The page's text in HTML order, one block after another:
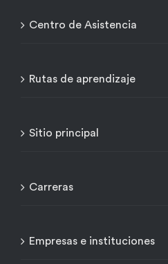
Centro de Asistencia
Rutas de aprendizaje
Sitio principal
Carreras
Empresas e instituciones